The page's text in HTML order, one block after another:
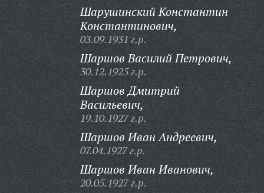
Шарушинский Константин
Константинович,
03.09.1931 г.р.
Шаршов Василий Петрович,
30.12.1925 г.р.
Шаршов Дмитрий
Васильевич,
19.10.1927 г.р.
Шаршов Иван Андреевич,
07.04.1927 г.р.
Шаршов Иван Иванович,
20.05.1927 г.р.